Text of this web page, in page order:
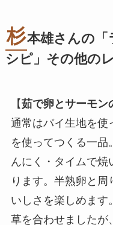
杉本雄さんの「
シピ」その他の
【茹で卵とサーモン
通常はパイ生地を使
を使ってつくる一品
んにく・タイムで焼
ります。半熟卵と
いしさを楽しめます
草を合わせましたが